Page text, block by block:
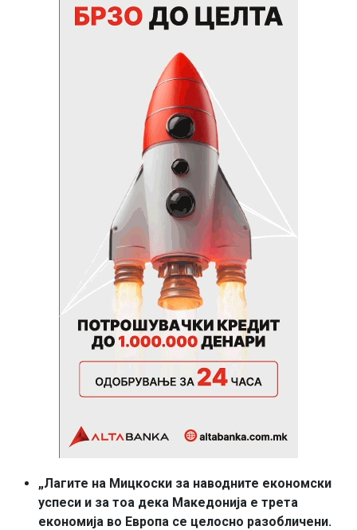
„Лагите на Мицкоски за наводните економски
успеси и за тоа дека Македонија е трета
економија во Европа се целосно разобличени.